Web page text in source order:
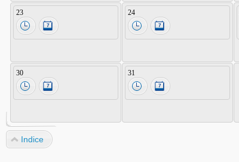
23 24
30 31
Indice